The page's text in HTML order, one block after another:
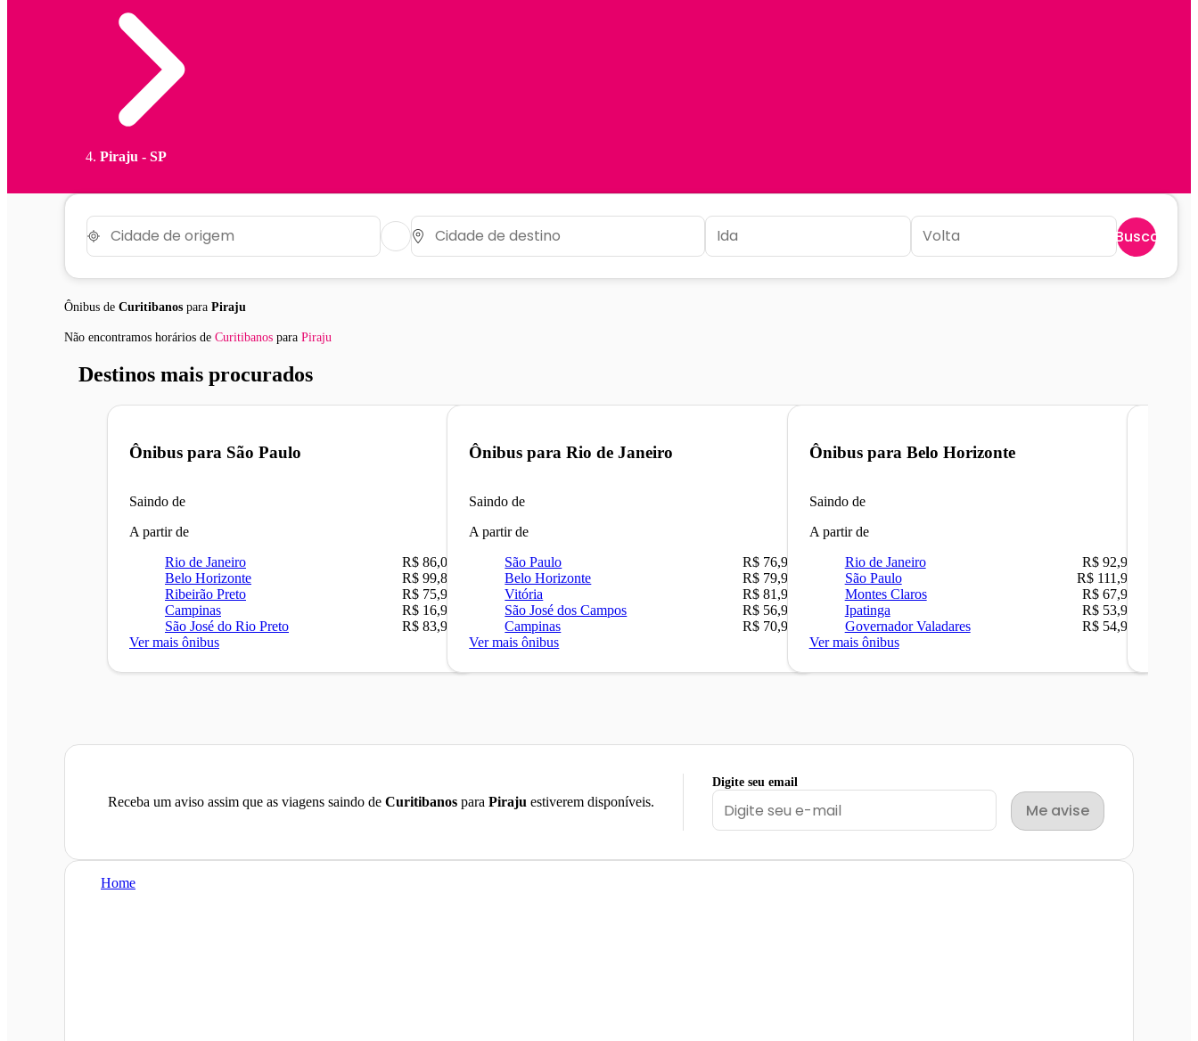
Piraju - SP
Buscar
Ônibus de Curitibanos para Piraju
Não encontramos horários de Curitibanos para Piraju
Destinos mais procurados
Ônibus para São Paulo
Saindo de
A partir de
Rio de Janeiro
R$ 86,00
Belo Horizonte
R$ 99,89
Ribeirão Preto
R$ 75,90
Campinas
R$ 16,90
São José do Rio Preto
R$ 83,90
Ver mais ônibus
Ônibus paraRio de Janeiro
Saindo de
A partir de
São Paulo
R$ 76,90
Belo Horizonte
R$ 79,90
Vitória
R$ 81,90
São José dos Campos
R$ 56,90
Campinas
R$ 70,90
Ver mais ônibus
Ônibus para Belo Horizonte
Saindo de
A partir de
Rio de Janeiro
R$ 92,90
São Paulo
R$ 111,90
Montes Claros
R$ 67,90
Ipatinga
R$ 53,90
Governador Valadares
R$ 54,90
Ver mais ônibus
Receba um aviso assim que as viagens saindo de Curitibanos para Piraju estiverem disponíveis.
Digite seu email
Me avise
Home